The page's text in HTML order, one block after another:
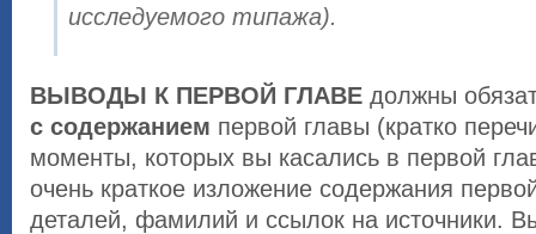
исследуемого типажа).
ВЫВОДЫ К ПЕРВОЙ ГЛАВЕ должны
с содержанием первой главы (кратко
моменты, которых вы касались в первой
очень краткое изложение содержания
деталей, фамилий и ссылок на источники.